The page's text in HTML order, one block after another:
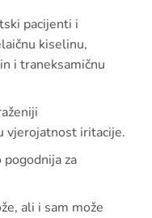
pacijenti i
kiselinu,
i traneksamičnu
vjerojatnost iritacije.
za
ali i sam može